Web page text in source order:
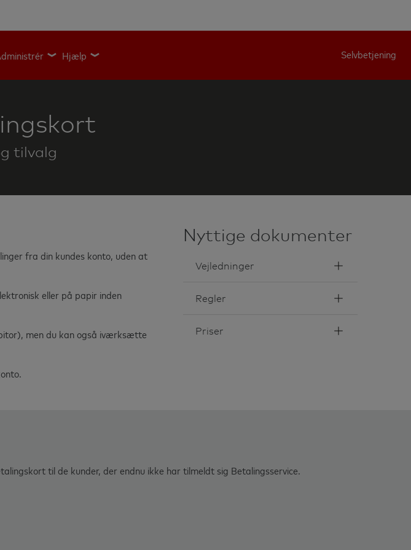
Hjælp Selvbetjening
tilvalg
fra din kundes konto, uden at
eller på papir inden
men du kan også iværksætte
Nyttige dokumenter
Vejledninger
Regler
Priser
til de kunder, der endnu ikke har tilmeldt sig Betalingsservice.